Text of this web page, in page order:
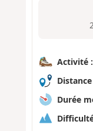
Activité :
Distance
Durée